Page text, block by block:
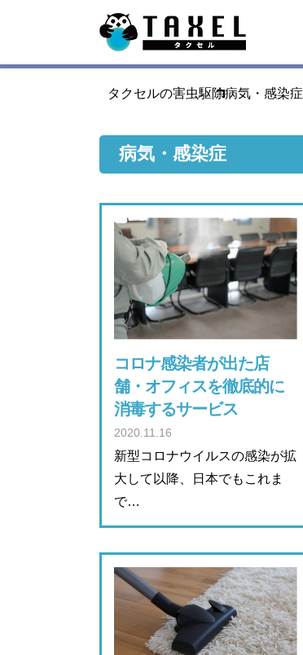
タクセルの害虫駆除病気・感染症
病気・感染症
コロナ感染者が出た店
舗・オフィスを徹底的に
消毒するサービス
2020.11.16
新型コロナウイルスの感染が拡
大して以降、日本でもこれま
で…